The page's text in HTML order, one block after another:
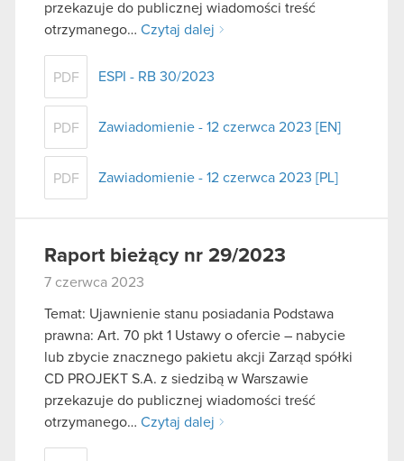
przekazuje do publicznej wiadomości treść
otrzymanego… Czytaj dalej
PDF ESPI - RB 30/2023
PDF Zawiadomienie - 12 czerwca 2023 [EN]
PDF Zawiadomienie - 12 czerwca 2023 [PL]
Raport bieżący nr 29/2023
7 czerwca 2023
Temat: Ujawnienie stanu posiadania Podstawa
prawna: Art. 70 pkt 1 Ustawy o ofercie – nabycie
lub zbycie znacznego pakietu akcji Zarząd spółki
CD PROJEKT S.A. z siedzibą w Warszawie
przekazuje do publicznej wiadomości treść
otrzymanego… Czytaj dalej